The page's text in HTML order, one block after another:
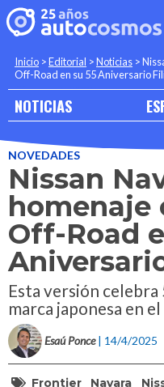
Inicio >Editorial >Noticias >
Off-Road en su 55 Aniversario
NOTICIAS
NOVEDADES
Nissan
homenaje
Off-Road
Esta versión celebra
marca japonesa en
Esaú Ponce | 14/4/2025
Frontier Navara